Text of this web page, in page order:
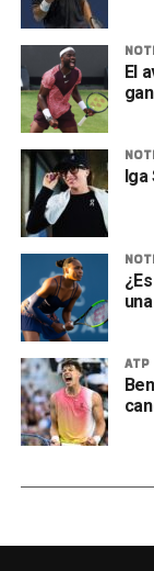
El
Iga
ATP